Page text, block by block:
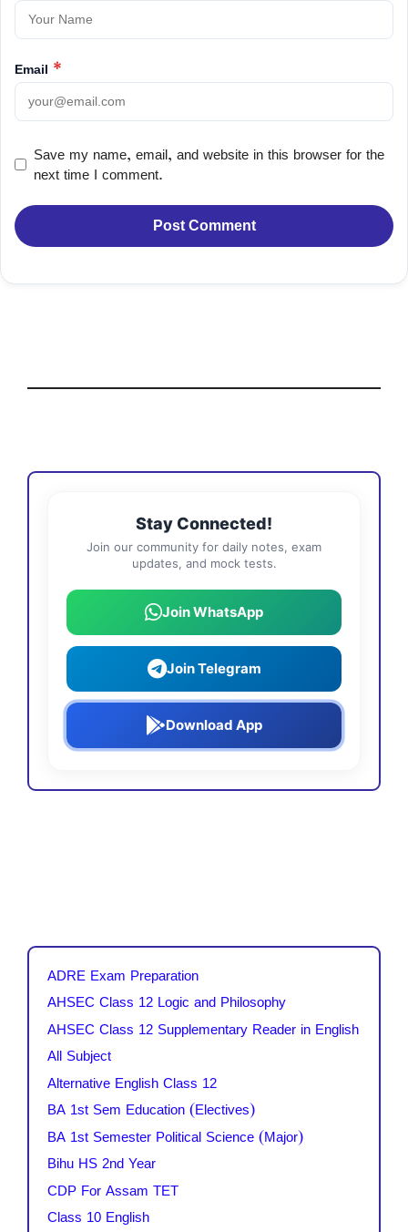
Email *
Save my name, email, and website in this browser for the
next time I comment.
Stay Connected!
Join our community for daily notes, exam
updates, and mock tests.
Join WhatsApp
Join Telegram
Download App
ADRE Exam Preparation
AHSEC Class 12 Logic and Philosophy
AHSEC Class 12 Supplementary Reader in English
All Subject
Alternative English Class 12
BA 1st Sem Education (Electives)
BA 1st Semester Political Science (Major)
Bihu HS 2nd Year
CDP For Assam TET
Class 10 English